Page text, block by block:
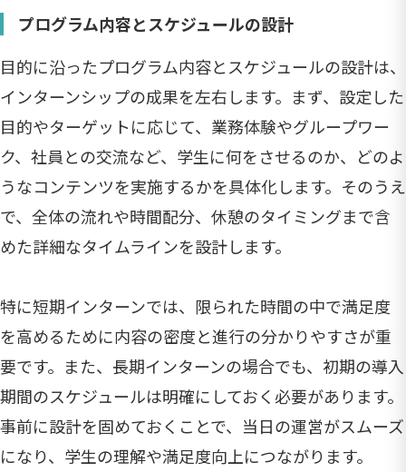
プログラム内容とスケジュールの設計
目的に沿ったプログラム内容とスケジュールの設計は、
インターンシップの成果を左右します。まず、設定した
目的やターゲットに応じて、業務体験やグループワー
ク、社員との交流など、学生に何をさせるのか、どのよ
うなコンテンツを実施するかを具体化します。そのうえ
で、全体の流れや時間配分、休憩のタイミングまで含
めた詳細なタイムラインを設計します。
特に短期インターンでは、限られた時間の中で満足度
を高めるために内容の密度と進行の分かりやすさが重
要です。また、長期インターンの場合でも、初期の導入
期間のスケジュールは明確にしておく必要があります。
事前に設計を固めておくことで、当日の運営がスムーズ
になり、学生の理解や満足度向上につながります。